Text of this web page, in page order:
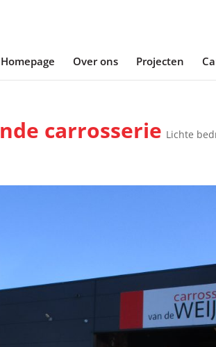
Homepage Over ons Projecten
carrosserie Lichte